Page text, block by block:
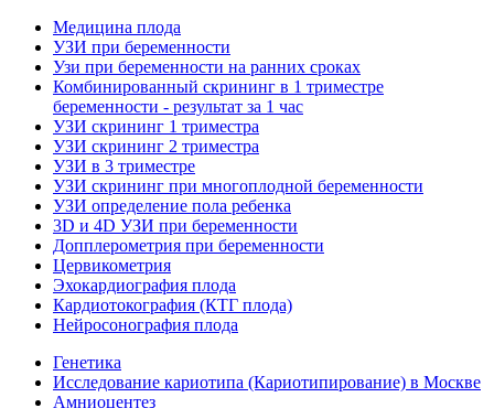
Медицина плода
УЗИ при беременности
Узи при беременности на ранних сроках
Комбинированный скрининг в 1 триместре
беременности - результат за 1 час
УЗИ скрининг 1 триместра
УЗИ скрининг 2 триместра
УЗИ в 3 триместре
УЗИ скрининг при многоплодной беременности
УЗИ определение пола ребенка
3D и 4D УЗИ при беременности
Допплерометрия при беременности
Цервикометрия
Эхокардиография плода
Кардиотокография (КТГ плода)
Нейросонография плода
Генетика
Исследование кариотипа (Кариотипирование) в Москве
Амниоцентез